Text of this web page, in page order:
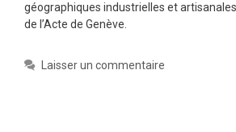
géographiques industrielles et
de l’Acte de Genève.
Laisser un commentaire